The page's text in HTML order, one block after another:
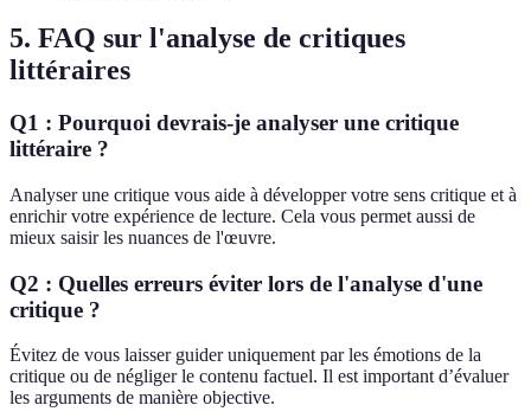
5. FAQ sur l'analyse de critiques
littéraires
Q1 : Pourquoi devrais-je analyser une critique
littéraire ?
Analyser une critique vous aide à développer votre sens critique et à
enrichir votre expérience de lecture. Cela vous permet aussi de
mieux saisir les nuances de l'œuvre.
Q2 : Quelles erreurs éviter lors de l'analyse d'une
critique ?
Évitez de vous laisser guider uniquement par les émotions de la
critique ou de négliger le contenu factuel. Il est important d’évaluer
les arguments de manière objective.